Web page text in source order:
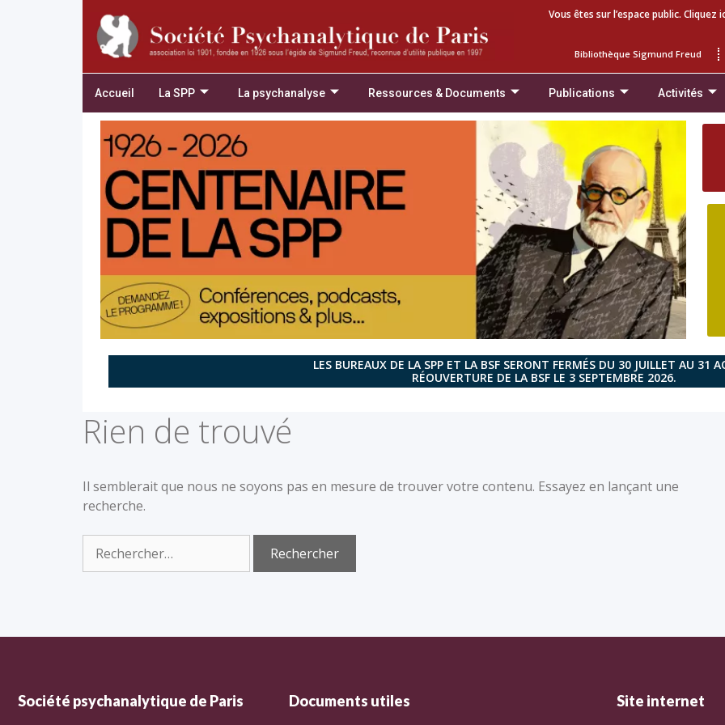
Vous êtes sur l’espace public.
Bibliothèque Sigmund Freud
Accueil La SPP La psychanalyse Ressources & Documents Publications Activités
LES BUREAUX DE LA SPP ET LA BSF SERONT FERMÉS DU 30 JUILLET AU 31
RÉOUVERTURE DE LA BSF LE 3 SEPTEMBRE 2026.
Rien de trouvé
Il semblerait que nous ne soyons pas en mesure de trouver votre contenu. Essayez en lançant une
recherche.
Société psychanalytique de Paris Documents utiles Site internet